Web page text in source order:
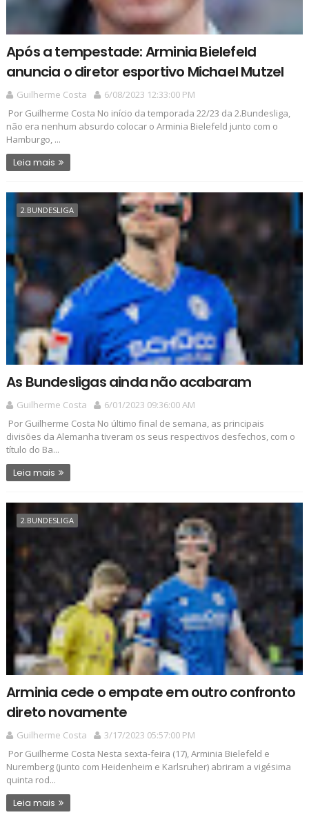
Após a tempestade: Arminia Bielefeld
anuncia o diretor esportivo Michael Mutzel
Guilherme Costa
6/08/2023 12:33:00 PM
Por Guilherme Costa No início da temporada 22/23 da 2.Bundesliga,
não era nenhum absurdo colocar o Arminia Bielefeld junto com o
Hamburgo, ...
Leia mais
2.BUNDESLIGA
As Bundesligas ainda não acabaram
Guilherme Costa
6/01/2023 09:36:00 AM
Por Guilherme Costa No último final de semana, as principais
divisões da Alemanha tiveram os seus respectivos desfechos, com o
título do Ba...
Leia mais
2.BUNDESLIGA
Arminia cede o empate em outro confronto
direto novamente
Guilherme Costa
3/17/2023 05:57:00 PM
Por Guilherme Costa Nesta sexta-feira (17), Arminia Bielefeld e
Nuremberg (junto com Heidenheim e Karlsruher) abriram a vigésima
quinta rod...
Leia mais